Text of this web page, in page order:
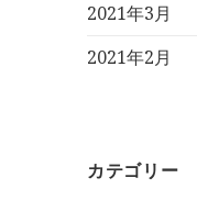
2021年3月
2021年2月
カテゴリー